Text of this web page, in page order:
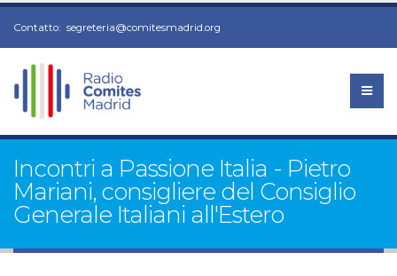
Contatto: segreteria@comitesmadrid.org
Incontri a Passione Italia - Pietro
Mariani, consigliere del Consiglio
Generale Italiani all'Estero